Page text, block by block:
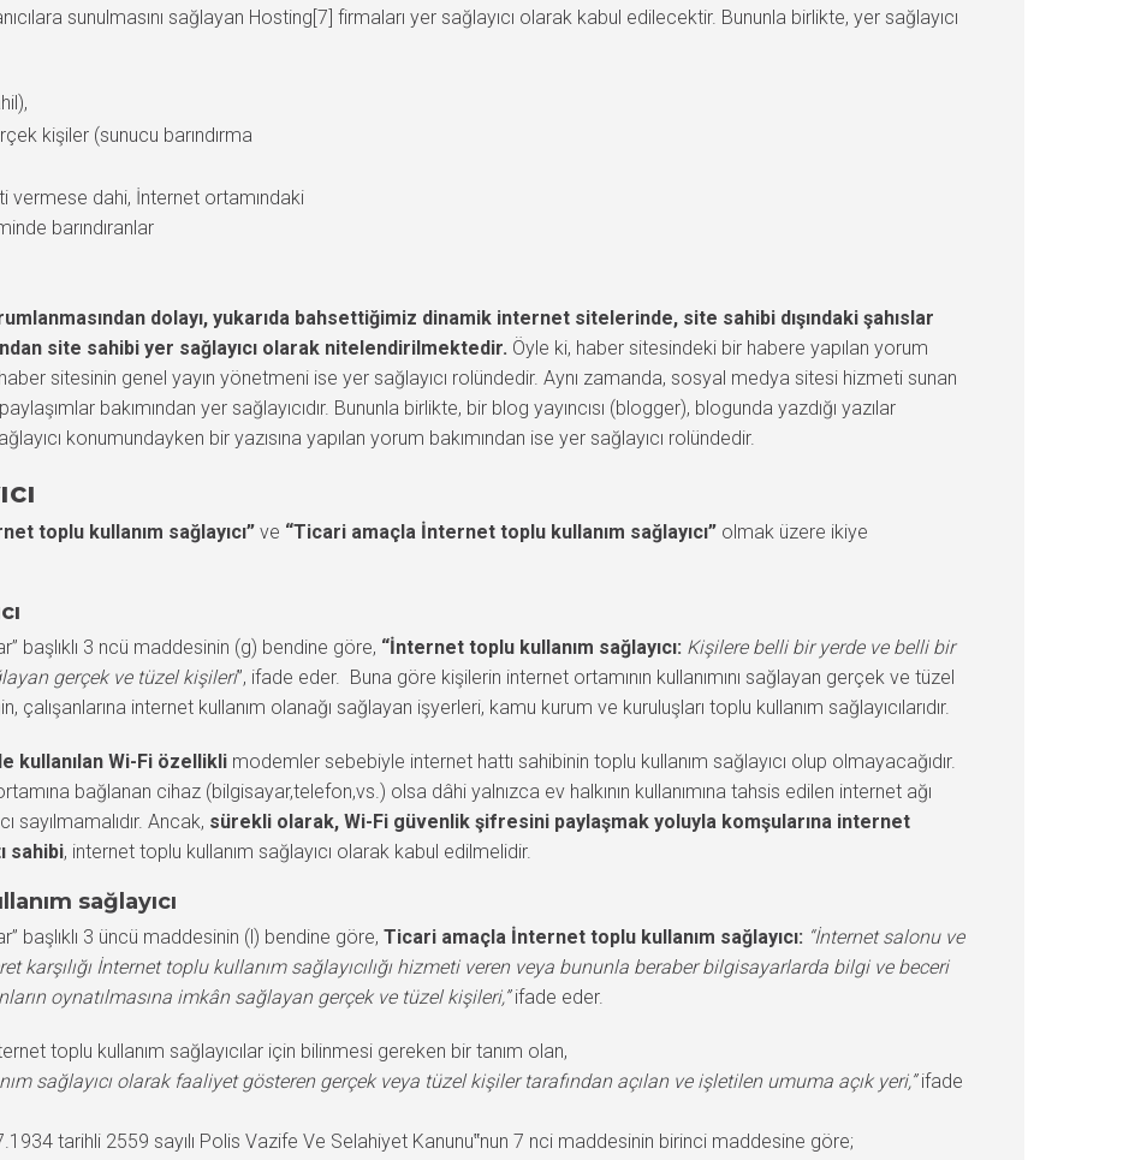
sunulmasını sağlayan Hosting[7] firmaları yer sağlayıcı olarak kabul edilecektir. Bununla birlikte, yer sağlayıcı
kişiler (sunucu barındırma
vermese dahi, İnternet ortamındaki
barındıranlar
dolayı, yukarıda bahsettiğimiz dinamik internet sitelerinde, site sahibi dışındaki şahıslar
site sahibi yer sağlayıcı olarak nitelendirilmektedir. Öyle ki, haber sitesindeki bir habere yapılan yorum
sitesinin genel yayın yönetmeni ise yer sağlayıcı rolündedir. Aynı zamanda, sosyal medya sitesi hizmeti sunan
bakımından yer sağlayıcıdır. Bununla birlikte, bir blog yayıncısı (blogger), blogunda yazdığı yazılar
konumundayken bir yazısına yapılan yorum bakımından ise yer sağlayıcı rolündedir.
toplu kullanım sağlayıcı” ve “Ticari amaçla İnternet toplu kullanım sağlayıcı” olmak üzere ikiye
başlıklı 3 ncü maddesinin (g) bendine göre, “İnternet toplu kullanım sağlayıcı: Kişilere belli bir yerde ve belli bir
gerçek ve tüzel kişileri”, ifade eder. Buna göre kişilerin internet ortamının kullanımını sağlayan gerçek ve tüzel
çalışanlarına internet kullanım olanağı sağlayan işyerleri, kamu kurum ve kuruluşları toplu kullanım sağlayıcılarıdır.
kullanılan Wi-Fi özellikli modemler sebebiyle internet hattı sahibinin toplu kullanım sağlayıcı olup olmayacağıdır.
bağlanan cihaz (bilgisayar,telefon,vs.) olsa dâhi yalnızca ev halkının kullanımına tahsis edilen internet ağı
sayılmamalıdır. Ancak, sürekli olarak, Wi-Fi güvenlik şifresini paylaşmak yoluyla komşularına internet
sahibi, internet toplu kullanım sağlayıcı olarak kabul edilmelidir.
sağlayıcı
başlıklı 3 üncü maddesinin (l) bendine göre, Ticari amaçla İnternet toplu kullanım sağlayıcı: “İnternet salonu ve
karşılığı İnternet toplu kullanım sağlayıcılığı hizmeti veren veya bununla beraber bilgisayarlarda bilgi ve beceri
oynatılmasına imkân sağlayan gerçek ve tüzel kişileri,”ifade eder.
toplu kullanım sağlayıcılar için bilinmesi gereken bir tanım olan,
sağlayıcı olarak faaliyet gösteren gerçek veya tüzel kişiler tarafından açılan ve işletilen umuma açık yeri,”ifade
tarihli 2559 sayılı Polis Vazife Ve Selahiyet Kanunu‟nun 7 nci maddesinin birinci maddesine göre;